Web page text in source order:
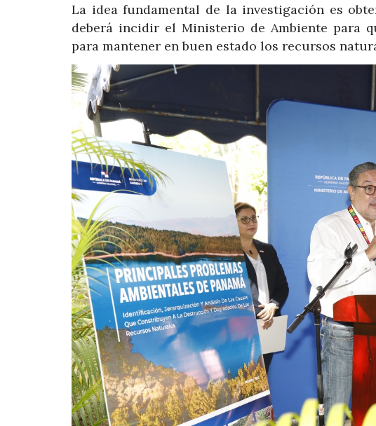
La idea fundamental de la investigación es
deberá incidir el Ministerio de Ambiente para
para mantener en buen estado los recursos